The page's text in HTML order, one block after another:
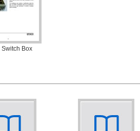
Switch Box